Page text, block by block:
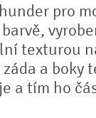
pro
texturou
a boky
a tím ho